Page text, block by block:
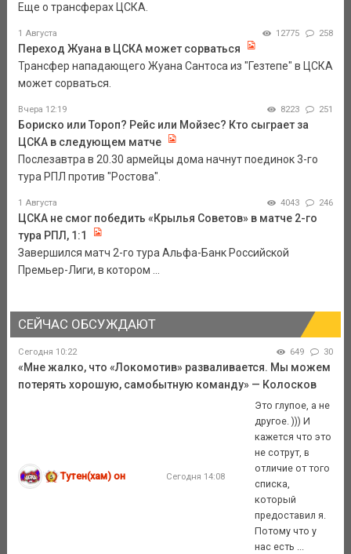
Еще о трансферах ЦСКА.
1 Августа 12775 258
Переход Жуана в ЦСКА может сорваться
Трансфер нападающего Жуана Сантоса из "Гезтепе" в ЦСКА
может сорваться.
Вчера 12:19 8223 251
Бориско или Тороп? Рейс или Мойзес? Кто сыграет за
ЦСКА в следующем матче
Послезавтра в 20.30 армейцы дома начнут поединок 3-го
тура РПЛ против "Ростова".
1 Августа 4043 246
ЦСКА не смог победить «Крылья Советов» в матче 2-го
тура РПЛ, 1:1
Завершился матч 2-го тура Альфа-Банк Российской
Премьер-Лиги, в котором ...
СЕЙЧАС ОБСУЖДАЮТ
Сегодня 10:22 649 30
«Мне жалко, что «Локомотив» разваливается. Мы можем
потерять хорошую, самобытную команду» — Колосков
Тутен(хам) он Сегодня 14:08
Это глупое, а не
другое. ))) И
кажется что это
не сотрут, в
отличие от того
списка,
который
предоставил я.
Потому что у
нас есть ...